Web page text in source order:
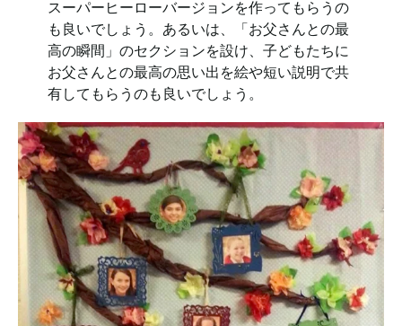
スーパーヒーローバージョンを作ってもらうの
も良いでしょう。あるいは、「お父さんとの最
高の瞬間」のセクションを設け、子どもたちに
お父さんとの最高の思い出を絵や短い説明で共
有してもらうのも良いでしょう。